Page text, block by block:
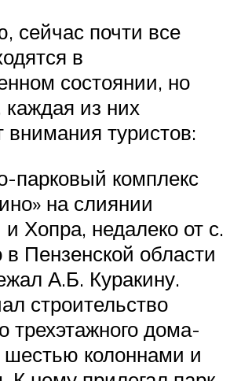
сейчас почти все
в
состоянии, но
из них
внимания туристов:
парковый комплекс
на слиянии
Хопра, недалеко от с.
в Пензенской области
А.Б. Куракину.
строительство
трехэтажного дома-
шестью колоннами и